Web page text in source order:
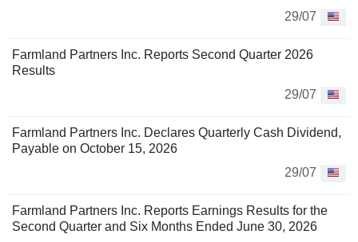
29/07
Farmland Partners Inc. Reports Second Quarter 2026
Results
29/07
Farmland Partners Inc. Declares Quarterly Cash Dividend,
Payable on October 15, 2026
29/07
Farmland Partners Inc. Reports Earnings Results for the
Second Quarter and Six Months Ended June 30, 2026